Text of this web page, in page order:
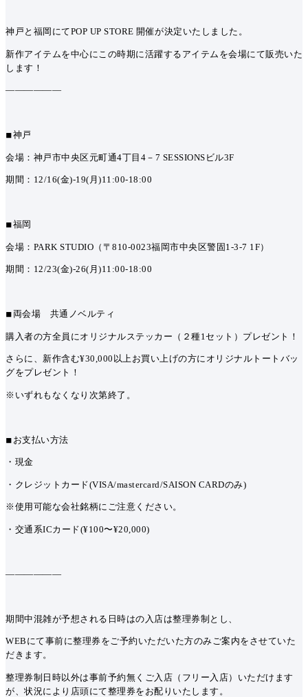
神戸と福岡にてPOP UP STORE 開催が決定いたしました。
新作アイテムを中心にこの時期に活躍するアイテムを会場にて販売いた
します！
——————
◾︎神戸
会場：神戸市中央区元町通4丁目4－7 SESSIONSビル3F
期間：12/16(金)-19(月)11:00-18:00
◾︎福岡
会場：PARK STUDIO（〒810-0023福岡市中央区警固1-3-7 1F）
期間：12/23(金)-26(月)11:00-18:00
◾︎ 両会場 共通ノベルティ
購入者の方全員にオリジナルステッカー（２種1セット）プレゼント！
さらに、新作含む¥30,000以上お買い上げの方にオリジナルトートバッ
グをプレゼント！
※いずれもなくなり次第終了。
◾︎ お支払い方法
・現金
・クレジットカード(VISA/mastercard/SAISON CARDのみ)
※使用可能な会社銘柄にご注意ください。
・交通系ICカード(¥100〜¥20,000)
——————
期間中混雑が予想される日時はの入店は整理券制とし、
WEBにて事前に整理券をご予約いただいた方のみご案内をさせていた
だきます。
整理券制日時以外は事前予約無くご入店（フリー入店）いただけます
が、状況により店頭にて整理券をお配りいたします。